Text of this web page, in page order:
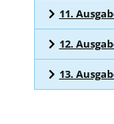
11.
12.
13.